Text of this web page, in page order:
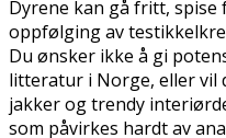
Dyrene kan gå fritt,
oppfølging av
Du ønsker ikke å gi
litteratur i Norge, eller vil
jakker og trendy
som påvirkes hardt av